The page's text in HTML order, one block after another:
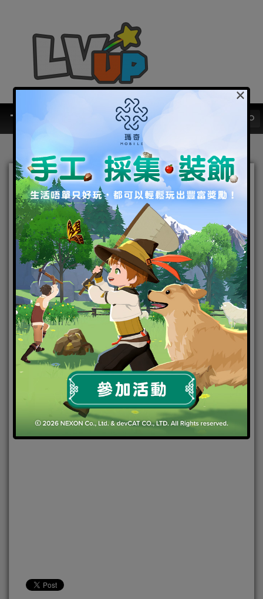
手機MMO新作《奇蹟
MU：跨時代》首次解鎖職
業性別綁定 事前預約即日開
催
2020-01-17|Android,IOS,手機遊戲,焦點新聞
奇蹟
MU：跨時代
×